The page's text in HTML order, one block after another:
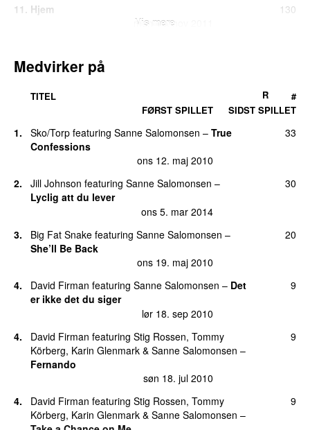
11. Hjem
man 14. nov 2011
130
lør 24. apr 2010
Haven’t I Been Good to You
You’ve Never Been Loved Before
tors 29. apr 2010
17.
6.sans
94
lør 27. aug 2011
Teardrops in Heaven
søn 25. apr 2010
20.
Minder
man 7. nov 2011
86
How Does It Feel
Vis mere
Medvirker på
TITEL
FØRST SPILLET
SIDST SPILLET
R #
1. Sko/Torp featuring Sanne Salomonsen – True
Confessions
ons 12. maj 2010
33
2. Jill Johnson featuring Sanne Salomonsen –
Lyclig att du lever
ons 5. mar 2014
30
3. Big Fat Snake featuring Sanne Salomonsen –
She’ll Be Back
ons 19. maj 2010
20
4. David Firman featuring Sanne Salomonsen – Det
er ikke det du siger
lør 18. sep 2010
9
4. David Firman featuring Stig Rossen, Tommy
Körberg, Karin Glenmark & Sanne Salomonsen –
Fernando
søn 18. jul 2010
9
4. David Firman featuring Stig Rossen, Tommy
Körberg, Karin Glenmark & Sanne Salomonsen –
9